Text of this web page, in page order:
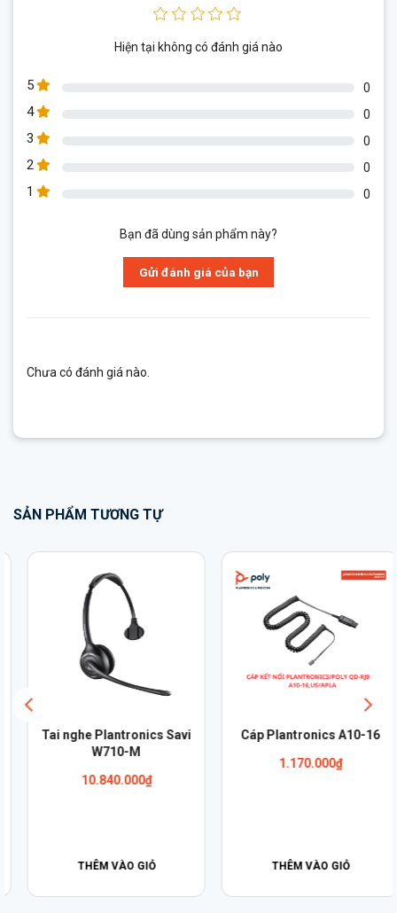
Hiện tại không có đánh giá nào
5 0
4 0
3 0
2 0
1 0
Bạn đã dùng sản phẩm này?
Gửi đánh giá của bạn
Chưa có đánh giá nào.
SẢN PHẨM TƯƠNG TỰ
Tai nghe Plantronics Savi
W710-M
10.840.000₫
THÊM VÀO GIỎ
Cáp Plantronics A10-16
1.170.000₫
THÊM VÀO GIỎ